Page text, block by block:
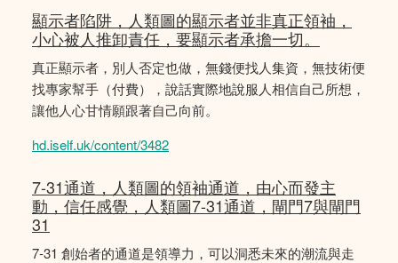
顯示者陷阱，人類圖的顯示者並非真正領袖，
小心被人推卸責任，要顯示者承擔一切。
真正顯示者，別人否定也做，無錢便找人集資，無技術便
找專家幫手（付費），說話實際地說服人相信自己所想，
讓他人心甘情願跟著自己向前。
hd.iself.uk/content/3482
7-31通道，人類圖的領袖通道，由心而發主
動，信任感覺，人類圖7-31通道，閘門7與閘門
31
7-31 創始者的通道是領導力，可以洞悉未來的潮流與走